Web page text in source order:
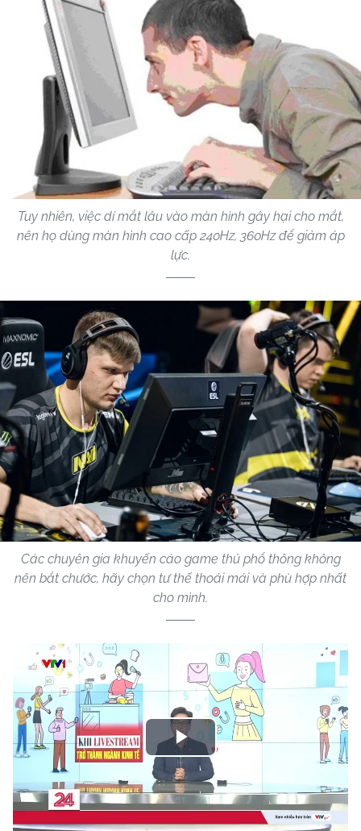
Tuy nhiên, việc dí mắt lâu vào màn hình gây hại cho mắt,
nên họ dùng màn hình cao cấp 240Hz, 360Hz để giảm áp
lực.
Các chuyên gia khuyến cáo game thủ phổ thông không
nên bắt chước, hãy chọn tư thế thoải mái và phù hợp nhất
cho mình.
Play
Video